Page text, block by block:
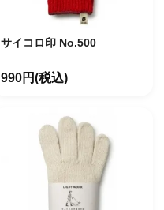
サイコロ印 No.500
990円(税込)